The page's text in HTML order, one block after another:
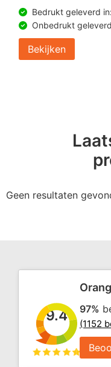
Bedrukt geleverd
Onbedrukt
Bekijken
Geen resultaten
9.4 97%
(1152